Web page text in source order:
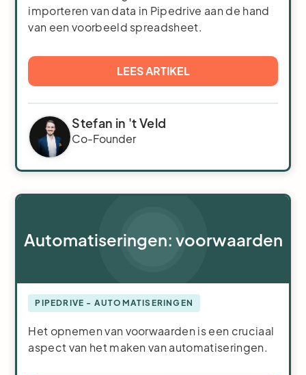
importeren van data in Pipedrive aan de hand
van een voorbeeld spreadsheet.
LEES ARTIKEL
Stefan in 't Veld
Co-Founder
Automatiseringen: voorwaarden
PIPEDRIVE - AUTOMATISERINGEN
Het opnemen van voorwaarden is een cruciaal
aspect van het maken van automatiseringen.